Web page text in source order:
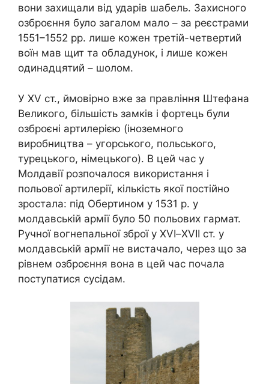
вони захищали від ударів шабель. Захисного
озброєння було загалом мало – за реєстрами
1551–1552 рр. лише кожен третій-четвертий
воїн мав щит та обладунок, і лише кожен
одинадцятий – шолом.
У XV ст., ймовірно вже за правління Штефана
Великого, більшість замків і фортець були
озброєні артилерією (іноземного
виробництва – угорського, польського,
турецького, німецького). В цей час у
Молдавії розпочалося використання і
польової артилерії, кількість якої постійно
зростала: під Обертином у 1531 р. у
молдавській армії було 50 польових гармат.
Ручної вогнепальної зброї у XVI–XVII ст. у
молдавській армії не вистачало, через що за
рівнем озброєння вона в цей час почала
поступатися сусідам.